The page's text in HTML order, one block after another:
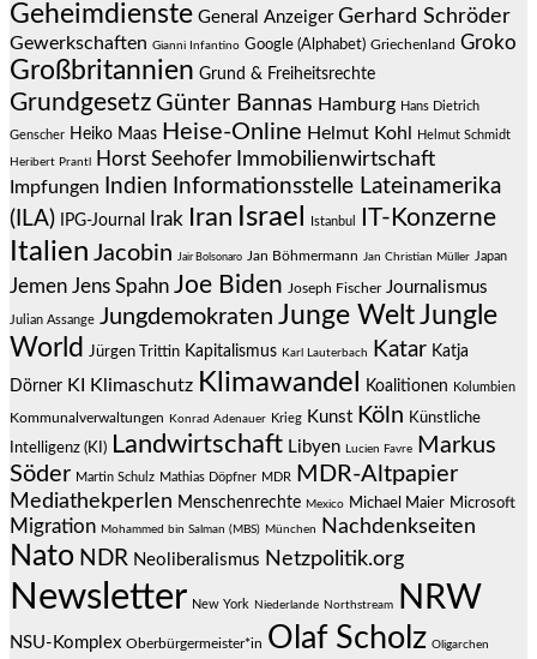
Geheimdienste General Anzeiger Gerhard Schröder
Gewerkschaften Gianni Infantino Google (Alphabet) Griechenland Groko
Großbritannien Grund & Freiheitsrechte
Grundgesetz Günter Bannas Hamburg Hans Dietrich
Genscher Heiko Maas Heise-Online Helmut Kohl Helmut Schmidt
Heribert Prantl Horst Seehofer Immobilienwirtschaft
Impfungen Indien Informationsstelle Lateinamerika
(ILA)
IPG-Journal Irak Iran Israel Istanbul IT-Konzerne
Italien Jacobin Jair Bolsonaro Jan Böhmermann Jan Christian Müller Japan
Jemen Jens Spahn Joe Biden Joseph Fischer Journalismus
Julian Assange Jungdemokraten Junge WeltJungle
World Jürgen Trittin Kapitalismus Karl Lauterbach Katar Katja
Dörner KI Klimaschutz Klimawandel Koalitionen Kolumbien
Kommunalverwaltungen Konrad Adenauer Krieg Kunst Köln Künstliche
Intelligenz (KI) Landwirtschaft Libyen Lucien Favre
Markus
Söder Martin Schulz Mathias Döpfner MDR MDR-Altpapier
Mediathekperlen Menschenrechte Mexico Michael Maier Microsoft
Migration Mohammed bin Salman (MBS) München Nachdenkseiten
Nato NDR Neoliberalismus Netzpolitik.org
Newsletter New York Niederlande Northstream NRW
NSU-Komplex Oberbürgermeister*in Olaf Scholz Oligarchen